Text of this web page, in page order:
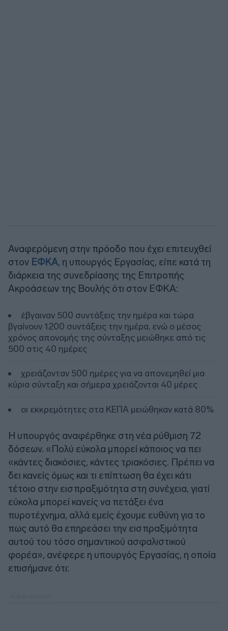
Αναφερόμενη στην πρόοδο που έχει επιτευχθεί
στον ΕΦΚΑ, η υπουργός Εργασίας, είπε κατά τη
διάρκεια της συνεδρίασης της Επιτροπής
Ακροάσεων της Βουλής ότι στον ΕΦΚΑ:
έβγαιναν 500 συντάξεις την ημέρα και τώρα
βγαίνουν 1200 συντάξεις την ημέρα, ενώ ο μέσος
χρόνος απονομής της σύνταξης μειώθηκε από τις
500 στις 40 ημέρες
χρειάζονταν 500 ημέρες για να απονεμηθεί μια
κύρια σύνταξη και σήμερα χρειάζονται 40 μέρες
οι εκκρεμότητες στα ΚΕΠΑ μειώθηκαν κατά 80%
Η υπουργός αναφέρθηκε στη νέα ρύθμιση 72
δόσεων. «Πολύ εύκολα μπορεί κάποιος να πει
«κάντες διακόσιες, κάντες τριακόσιες. Πρέπει να
δει κανείς όμως και τι επίπτωση θα έχει κάτι
τέτοιο στην εισπραξιμότητα στη συνέχεια, γιατί
εύκολα μπορεί κανείς να πετάξει ένα
πυροτέχνημα, αλλά εμείς έχουμε ευθύνη για το
πως αυτό θα επηρεάσει την εισπραξιμότητα
αυτού του τόσο σημαντικού ασφαλιστικού
φορέα», ανέφερε η υπουργός Εργασίας, η οποία
επισήμανε ότι: